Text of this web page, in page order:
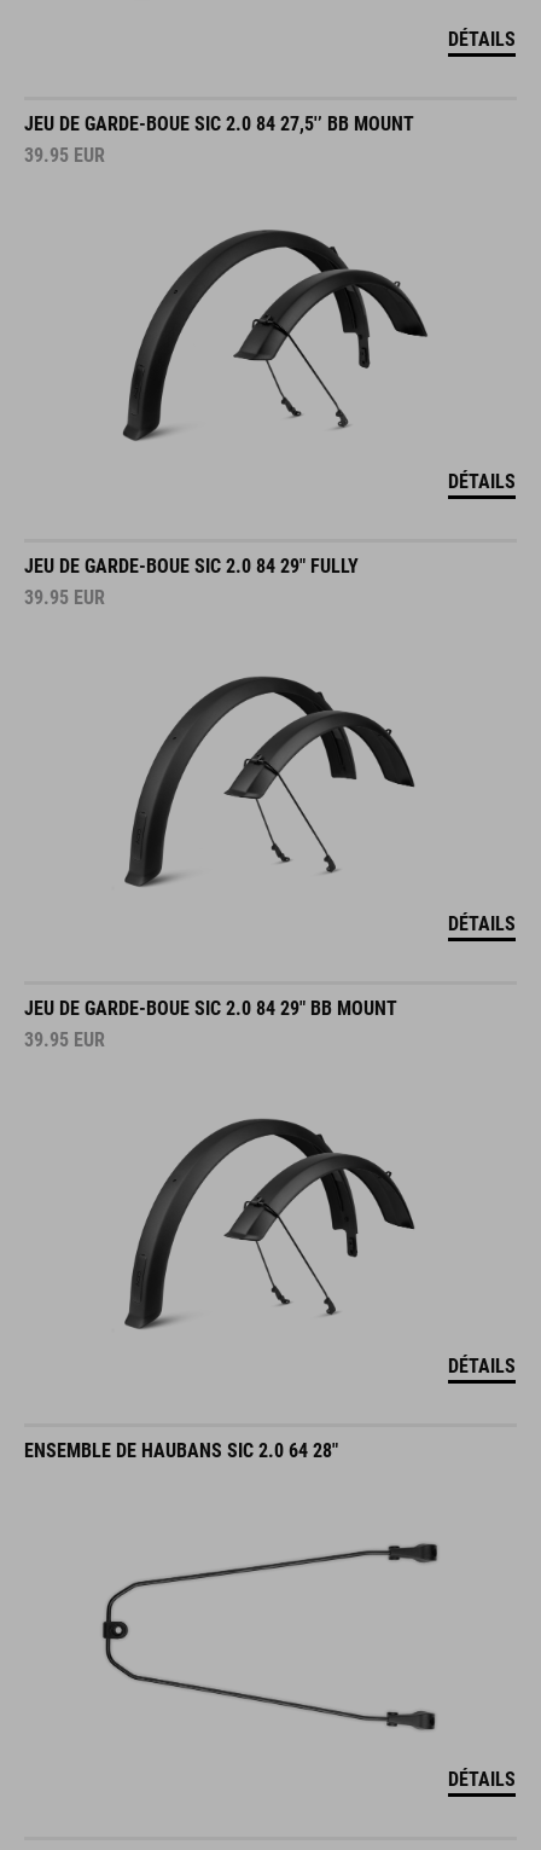
DÉTAILS
JEU DE GARDE-BOUE SIC 2.0 84 27,5'’ BB MOUNT
39.95 EUR
DÉTAILS
JEU DE GARDE-BOUE SIC 2.0 84 29" FULLY
39.95 EUR
DÉTAILS
JEU DE GARDE-BOUE SIC 2.0 84 29" BB MOUNT
39.95 EUR
DÉTAILS
ENSEMBLE DE HAUBANS SIC 2.0 64 28"
DÉTAILS